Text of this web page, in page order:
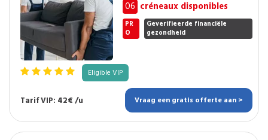
06 créneaux disponibles
PR
O
Geverifieerde financiële
gezondheid
Eligible VIP
Tarif VIP: 42€ /u Vraag een gratis offerte aan >